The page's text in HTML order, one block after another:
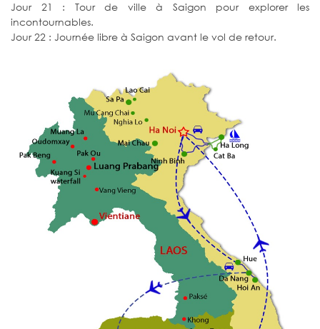
Jour 21 : Tour de ville à Saigon pour explorer les
incontournables.
Jour 22 : Journée libre à Saigon avant le vol de retour.